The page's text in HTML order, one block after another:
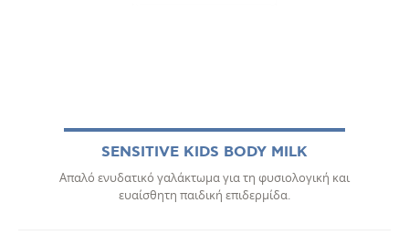
SENSITIVE KIDS BODY MILK
Απαλό ενυδατικό γαλάκτωμα για τη φυσιολογική και
ευαίσθητη παιδική επιδερμίδα.